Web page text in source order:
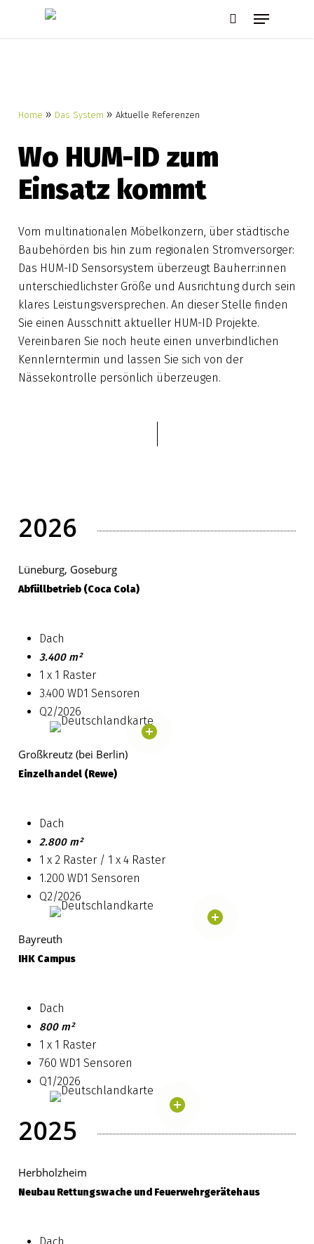
Menu
Home » Das System » Aktuelle Referenzen
Wo HUM-ID zum
Einsatz kommt
Vom multinationalen Möbelkonzern, über städtische
Baubehörden bis hin zum regionalen Stromversorger:
Das HUM-ID Sensorsystem überzeugt Bauherr:innen
unterschiedlichster Größe und Ausrichtung durch sein
klares Leistungsversprechen. An dieser Stelle finden
Sie einen Ausschnitt aktueller HUM-ID Projekte.
Vereinbaren Sie noch heute einen unverbindlichen
Kennlerntermin und lassen Sie sich von der
Nässekontrolle persönlich überzeugen.
2026
Lüneburg, Goseburg
Abfüllbetrieb (Coca Cola)
Dach
3.400 m²
1 x 1 Raster
3.400 WD1 Sensoren
Q2/2026
Großkreutz (bei Berlin)
Einzelhandel (Rewe)
Dach
2.800 m²
1 x 2 Raster / 1 x 4 Raster
1.200 WD1 Sensoren
Q2/2026
Bayreuth
IHK Campus
Dach
800 m²
1 x 1 Raster
760 WD1 Sensoren
Q1/2026
2025
Herbholzheim
Neubau Rettungswache und Feuerwehrgerätehaus